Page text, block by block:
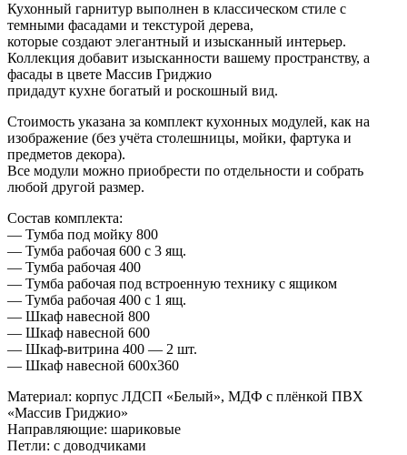
Кухонный гарнитур выполнен в классическом стиле с
темными фасадами и текстурой дерева,
которые создают элегантный и изысканный интерьер.
Коллекция добавит изысканности вашему пространству, а
фасады в цвете Массив Гриджио
придадут кухне богатый и роскошный вид.
Стоимость указана за комплект кухонных модулей, как на
изображение (без учёта столешницы, мойки, фартука и
предметов декора).
Все модули можно приобрести по отдельности и собрать
любой другой размер.
Состав комплекта:
— Тумба под мойку 800
— Тумба рабочая 600 с 3 ящ.
— Тумба рабочая 400
— Тумба рабочая под встроенную технику с ящиком
— Тумба рабочая 400 с 1 ящ.
— Шкаф навесной 800
— Шкаф навесной 600
— Шкаф-витрина 400 — 2 шт.
— Шкаф навесной 600х360
Материал: корпус ЛДСП «Белый», МДФ с плёнкой ПВХ
«Массив Гриджио»
Направляющие: шариковые
Петли: с доводчиками